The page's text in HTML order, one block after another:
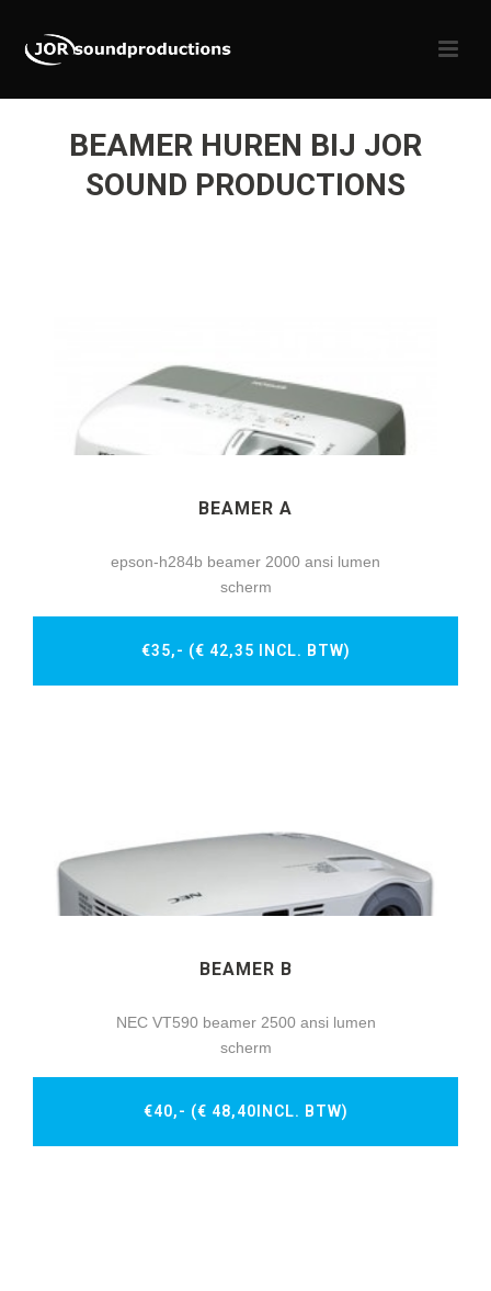
BEAMER HUREN BIJ JOR
SOUND PRODUCTIONS
BEAMER A
epson-h284b beamer 2000 ansi lumen
scherm
€35,- (€ 42,35 INCL. BTW)
BEAMER B
NEC VT590 beamer 2500 ansi lumen
scherm
€40,- (€ 48,40INCL. BTW)